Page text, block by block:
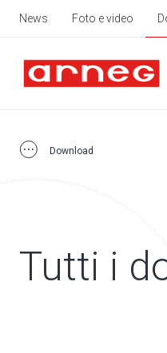
News Foto e video
Download
Tutti i